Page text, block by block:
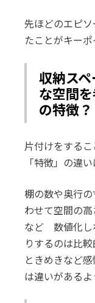
先ほどのエピ
たことがキー
収納ス
な空間
の特徴？
片付けをする
「特徴」の違
棚の数や奥行
わせて空間の
など 数値化し
りするのは比
ときめきなど
は違いがあるよ